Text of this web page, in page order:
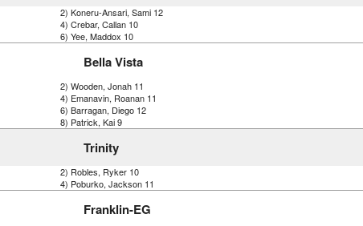
2) Koneru-Ansari, Sami 12
4) Crebar, Callan 10
6) Yee, Maddox 10
Bella Vista
2) Wooden, Jonah 11
4) Emanavin, Roanan 11
6) Barragan, Diego 12
8) Patrick, Kai 9
Trinity
2) Robles, Ryker 10
4) Poburko, Jackson 11
Franklin-EG